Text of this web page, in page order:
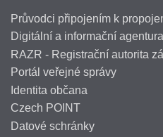
Průvodci připojením k
Digitální a informační agentura
RAZR - Registrační autorita
Portál veřejné správy
Identita občana
Czech POINT
Datové schránky